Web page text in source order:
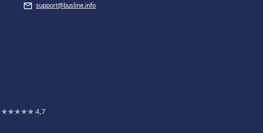
support@busline.info
★★★★★4,7